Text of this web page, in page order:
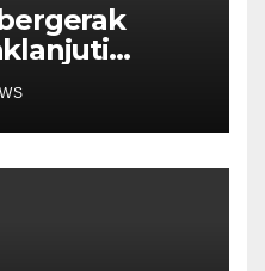
perwira Polri